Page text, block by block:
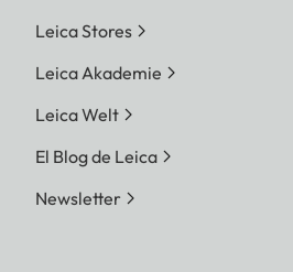
Leica Stores
Leica Akademie
Leica Welt
El Blog de Leica
Newsletter